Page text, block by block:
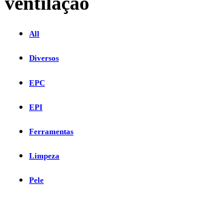
All
Diversos
EPC
EPI
Ferramentas
Limpeza
Pele